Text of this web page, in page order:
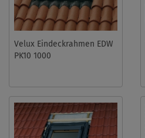
Velux Eindeckrahmen EDW
PK10 1000